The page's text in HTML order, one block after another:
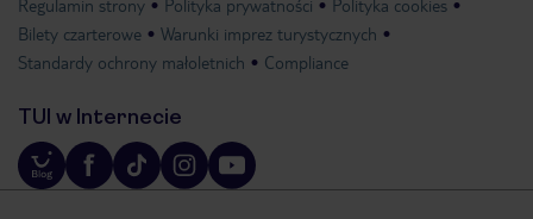
Regulamin strony Polityka prywatności
Polityka cookies
Bilety czarterowe
Warunki imprez turystycznych
Standardy ochrony małoletnich
Compliance
TUI w Internecie